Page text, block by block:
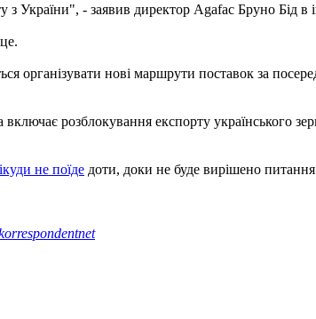
України", - заявив директор Agafac Бруно Бід в
організувати нові маршрути поставок за
включає розблокування експорту українського
не поїде доти, доки не буде вирішено